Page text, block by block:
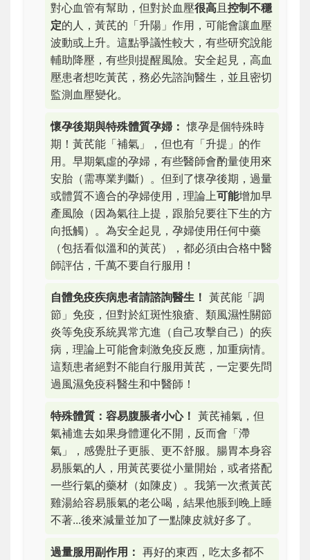
對心血管有幫助，但對於血壓很高且 控制不穩
定的人，黃芪的「升陽」作用，可能會讓血壓
波動或上升。這點爭議性較大，有些研究說能
輔助降壓，有些則提醒風險。安全起見，高血
壓患者想吃黃芪，務必先諮詢醫生，並且密切
監測血壓變化。
懷孕後期與特殊體質孕婦： 懷孕是個特殊時
期！黃芪能「補氣」，但也有「升提」的作
用。早期氣虛的孕婦，有些醫師會酌量使用來
安胎（需專業判斷）。但到了懷孕後期，過量
或體質不適合的孕婦使用，理論上可能增加早
產風險（因為氣往上提，跟胎兒要往下生的方
向抵觸）。為安全起見，孕婦使用任何中藥
（包括看似溫和的黃芪），都必須由合格中醫
師評估，千萬不要自行服用！
自體免疫疾病患者請諮詢醫生！ 黃芪能「調
節」免疫，但對於紅斑性狼瘡、類風濕性關節
炎等免疫系統異常亢進（自己攻擊自己）的疾
病，理論上可能會刺激免疫反應，加重病情。
這類患者絕對不能自行服用黃芪，一定要先問
過風濕免疫科醫生和中醫師！
特殊體質：容易腹脹者小心！ 黃芪補氣，但
氣補進去如果身體運化不開，反而會「滯
氣」，感覺肚子更脹、更不舒服。腸胃本身容
易脹氣的人，用黃芪要從小量開始，或者搭配
一些行氣的藥材（如陳皮）。我第一次煮黃芪
雞湯給容易脹氣的老公喝，結果他脹到晚上睡
不著...後來減量並加了一點陳皮就好多了。
過量服用副作用： 再好的東西，吃太多都不